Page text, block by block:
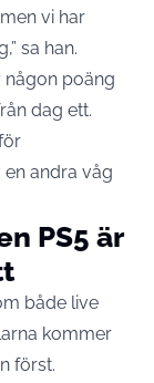
vi har
sa han.
någon poäng
dag ett.
andra våg
PS5 är
både live
kommer
först.